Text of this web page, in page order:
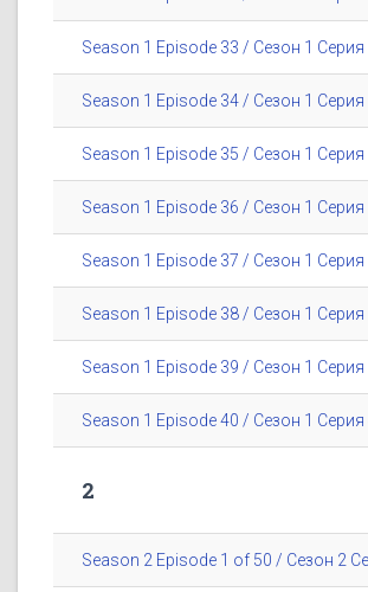
Season 1 Episode 33 / Сезон 1 Серия
Season 1 Episode 34 / Сезон 1 Серия
Season 1 Episode 35 / Сезон 1 Серия
Season 1 Episode 36 / Сезон 1 Серия
Season 1 Episode 37 / Сезон 1 Серия
Season 1 Episode 38 / Сезон 1 Серия
Season 1 Episode 39 / Сезон 1 Серия
Season 1 Episode 40 / Сезон 1 Серия
2
Season 2 Episode 1 of 50 / Сезон 2